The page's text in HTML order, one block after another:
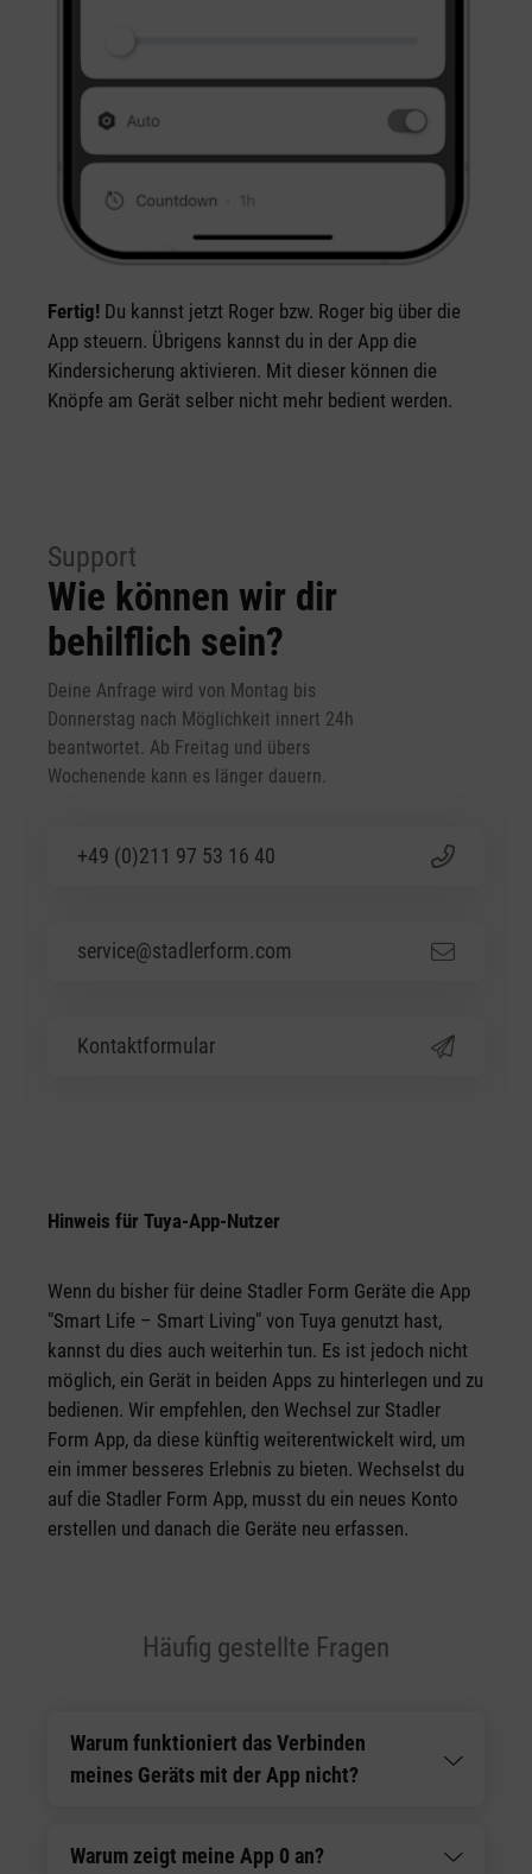
Fertig! Du kannst jetzt Roger bzw. Roger big über die
App steuern. Übrigens kannst du in der App die
Kindersicherung aktivieren. Mit dieser können die
Knöpfe am Gerät selber nicht mehr bedient werden.
Support
Wie können wir dir
behilflich sein?
Deine Anfrage wird von Montag bis
Donnerstag nach Möglichkeit innert 24h
beantwortet. Ab Freitag und übers
Wochenende kann es länger dauern.
+49 (0)211 97 53 16 40
service@stadlerform.com
Kontaktformular
Hinweis für Tuya-App-Nutzer
Wenn du bisher für deine Stadler Form Geräte die App
"Smart Life – Smart Living" von Tuya genutzt hast,
kannst du dies auch weiterhin tun. Es ist jedoch nicht
möglich, ein Gerät in beiden Apps zu hinterlegen und zu
bedienen. Wir empfehlen, den Wechsel zur Stadler
Form App, da diese künftig weiterentwickelt wird, um
ein immer besseres Erlebnis zu bieten. Wechselst du
auf die Stadler Form App, musst du ein neues Konto
erstellen und danach die Geräte neu erfassen.
Häufig gestellte Fragen
Warum funktioniert das Verbinden
meines Geräts mit der App nicht?
Warum zeigt meine App 0 an?